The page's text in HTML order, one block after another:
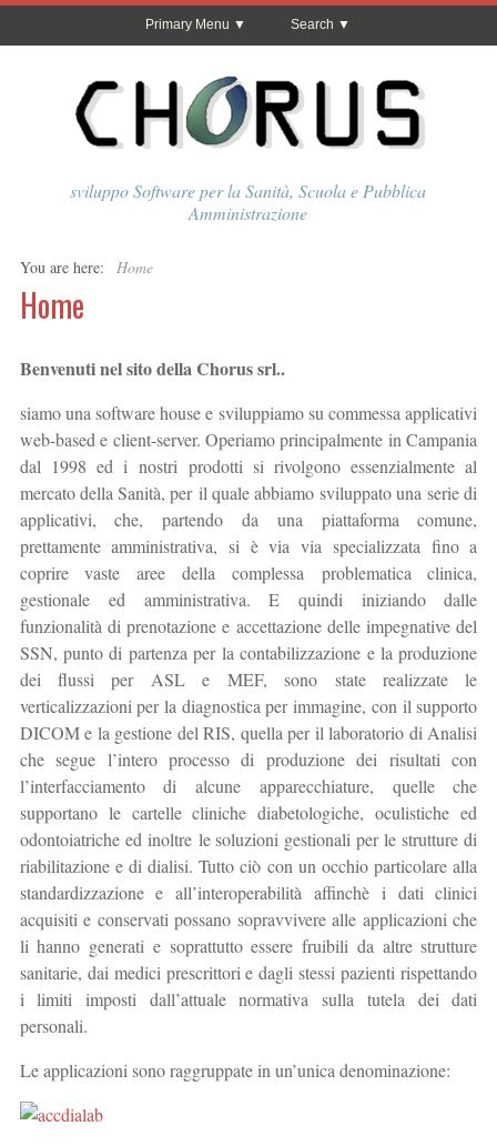
Primary Menu Search
sviluppo Software per la Sanità, Scuola e Pubblica
Amministrazione
You are here: Home
Home
Benvenuti nel sito della Chorus srl..
siamo una software house e sviluppiamo su commessa applicativi
web-based e client-server. Operiamo principalmente in Campania
dal 1998 ed i nostri prodotti si rivolgono essenzialmente al
mercato della Sanità, per il quale abbiamo sviluppato una serie di
applicativi, che, partendo da una piattaforma comune,
prettamente amministrativa, si è via via specializzata fino a
coprire vaste aree della complessa problematica clinica,
gestionale ed amministrativa. E quindi iniziando dalle
funzionalità di prenotazione e accettazione delle impegnative del
SSN, punto di partenza per la contabilizzazione e la produzione
dei flussi per ASL e MEF, sono state realizzate le
verticalizzazioni per la diagnostica per immagine, con il supporto
DICOM e la gestione del RIS, quella per il laboratorio di Analisi
che segue l’intero processo di produzione dei risultati con
l’interfacciamento di alcune apparecchiature, quelle che
supportano le cartelle cliniche diabetologiche, oculistiche ed
odontoiatriche ed inoltre le soluzioni gestionali per le strutture di
riabilitazione e di dialisi. Tutto ciò con un occhio particolare alla
standardizzazione e all’interoperabilità affinchè i dati clinici
acquisiti e conservati possano sopravvivere alle applicazioni che
li hanno generati e soprattutto essere fruibili da altre strutture
sanitarie, dai medici prescrittori e dagli stessi pazienti rispettando
i limiti imposti dall’attuale normativa sulla tutela dei dati
personali.
Le applicazioni sono raggruppate in un’unica denominazione: